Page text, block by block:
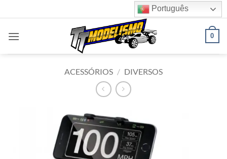
to
content
Português
0
ACESSÓRIOS / DIVERSOS